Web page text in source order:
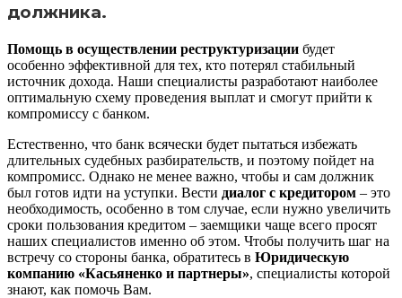
должника.
Помощь в осуществлении реструктуризации будет
особенно эффективной для тех, кто потерял стабильный
источник дохода. Наши специалисты разработают наиболее
оптимальную схему проведения выплат и смогут прийти к
компромиссу с банком.
Естественно, что банк всячески будет пытаться избежать
длительных судебных разбирательств, и поэтому пойдет на
компромисс. Однако не менее важно, чтобы и сам должник
был готов идти на уступки. Вести диалог с кредитором – это
необходимость, особенно в том случае, если нужно увеличить
сроки пользования кредитом – заемщики чаще всего просят
наших специалистов именно об этом. Чтобы получить шаг на
встречу со стороны банка, обратитесь в Юридическую
компанию «Касьяненко и партнеры», специалисты которой
знают, как помочь Вам.